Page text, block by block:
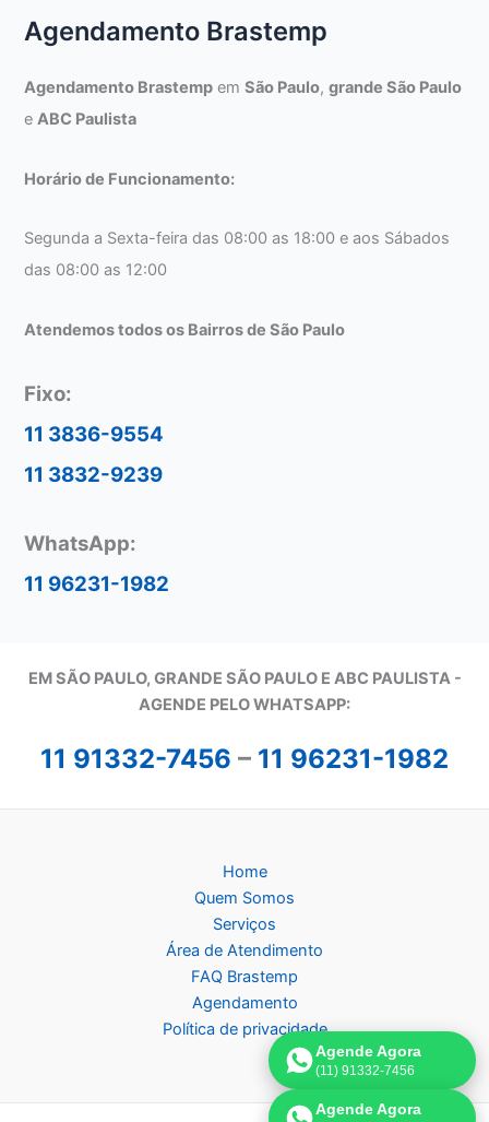
Agendamento Brastemp
Agendamento Brastemp emSão Paulo,grande São Paulo
eABC Paulista
Horário de Funcionamento:
Segunda a Sexta-feira das 08:00 as 18:00 e aos Sábados
das 08:00 as 12:00
Atendemos todos os Bairros de São Paulo
Fixo:
11 3836-9554
11 3832-9239
WhatsApp:
11 96231-1982
EM SÃO PAULO, GRANDE SÃO PAULO E ABC PAULISTA -
AGENDE PELO WHATSAPP:
11 91332-7456 – 11 96231-1982
Home
Quem Somos
Serviços
Área de Atendimento
FAQ Brastemp
Agendamento
Política de privacidade
Agende Agora
(11) 91332-7456
Agende Agora